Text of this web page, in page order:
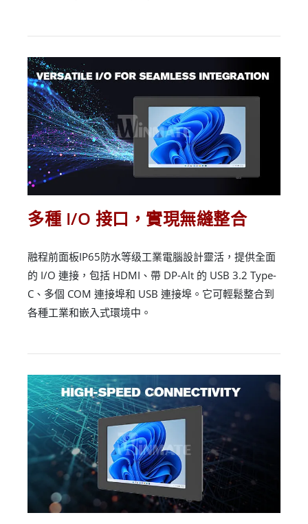
多種 I/O 接口，實現無縫整合
融程前面板IP65防水等级工業電腦設計靈活，提供全面
的 I/O 連接，包括 HDMI、帶 DP-Alt 的 USB 3.2 Type-
C、多個 COM 連接埠和 USB 連接埠。它可輕鬆整合到
各種工業和嵌入式環境中。